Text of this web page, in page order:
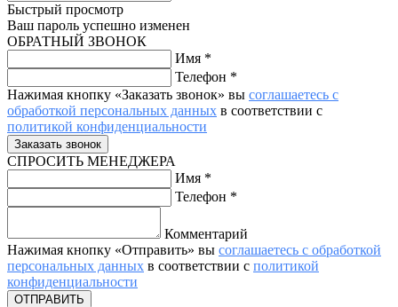
Быстрый просмотр
Ваш пароль успешно изменен
ОБРАТНЫЙ ЗВОНОК
Имя *
Телефон *
Нажимая кнопку «Заказать звонок» вы соглашаетесь с
обработкой персональных данных в соответствии с
политикой конфиденциальности
СПРОСИТЬ МЕНЕДЖЕРА
Имя *
Телефон *
Комментарий
Нажимая кнопку «Отправить» вы соглашаетесь с обработкой
персональных данных в соответствии с политикой
конфиденциальности